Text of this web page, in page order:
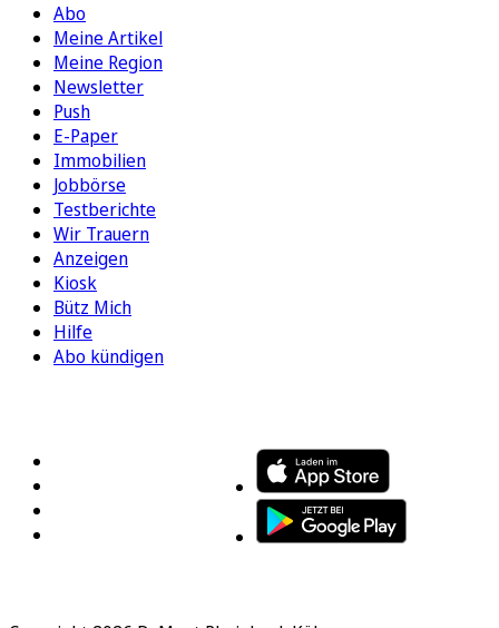
Abo
Meine Artikel
Meine Region
Newsletter
Push
E-Paper
Immobilien
Jobbörse
Testberichte
Wir Trauern
Anzeigen
Kiosk
Bütz Mich
Hilfe
Abo kündigen